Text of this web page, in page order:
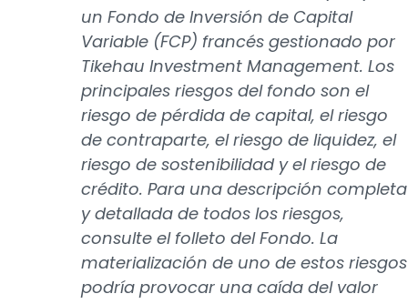
un Fondo de Inversión de Capital
Variable (FCP) francés gestionado por
Tikehau Investment Management. Los
principales riesgos del fondo son el
riesgo de pérdida de capital, el riesgo
de contraparte, el riesgo de liquidez, el
riesgo de sostenibilidad y el riesgo de
crédito. Para una descripción completa
y detallada de todos los riesgos,
consulte el folleto del Fondo. La
materialización de uno de estos riesgos
podría provocar una caída del valor